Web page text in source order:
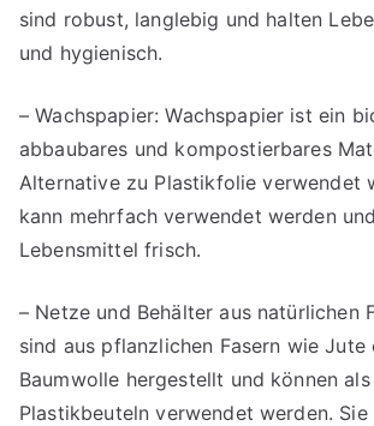
sind robust, langlebig und halten
und hygienisch.
– Wachspapier: Wachspapier ist ein
abbaubares und kompostierbares
Alternative zu Plastikfolie verwendet
kann mehrfach verwendet werden
Lebensmittel frisch.
– Netze und Behälter aus natürlichen
sind aus pflanzlichen Fasern wie Jute
Baumwolle hergestellt und können
Plastikbeuteln verwendet werden.